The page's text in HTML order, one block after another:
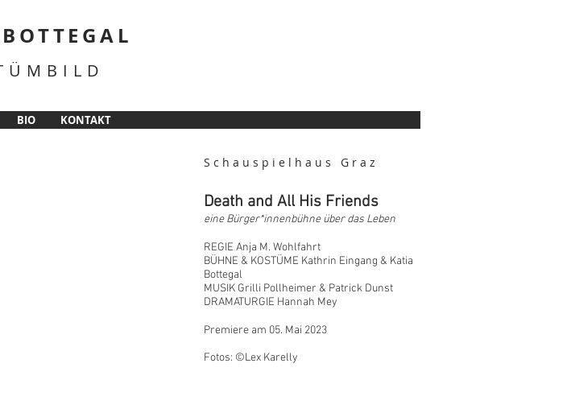
BIO KONTAKT
Schauspielhaus Graz
Death and All His Friends
eine Bürger*innenbühne über das Leben
REGIE Anja M. Wohlfahrt
BÜHNE & KOSTÜME Kathrin Eingang & Katia
Bottegal
MUSIK Grilli Pollheimer & Patrick Dunst
DRAMATURGIE Hannah Mey
Premiere am 05. Mai 2023
Fotos: ©Lex Karelly